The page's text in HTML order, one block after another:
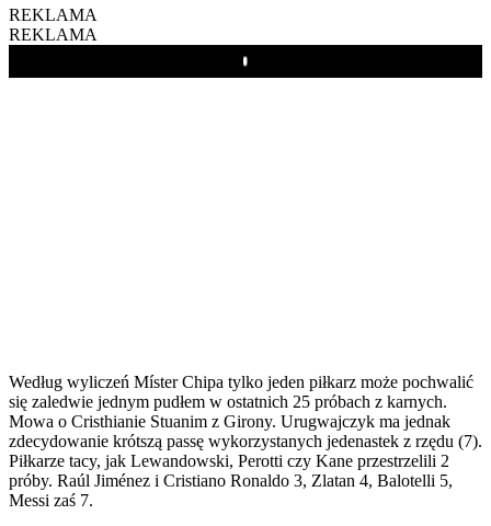
REKLAMA
REKLAMA
Play
Według wyliczeń Míster Chipa tylko jeden piłkarz może pochwalić
się zaledwie jednym pudłem w ostatnich 25 próbach z karnych.
Mowa o Cristhianie Stuanim z Girony. Urugwajczyk ma jednak
zdecydowanie krótszą passę wykorzystanych jedenastek z rzędu (7).
Piłkarze tacy, jak Lewandowski, Perotti czy Kane przestrzelili 2
próby. Raúl Jiménez i Cristiano Ronaldo 3, Zlatan 4, Balotelli 5,
Messi zaś 7.